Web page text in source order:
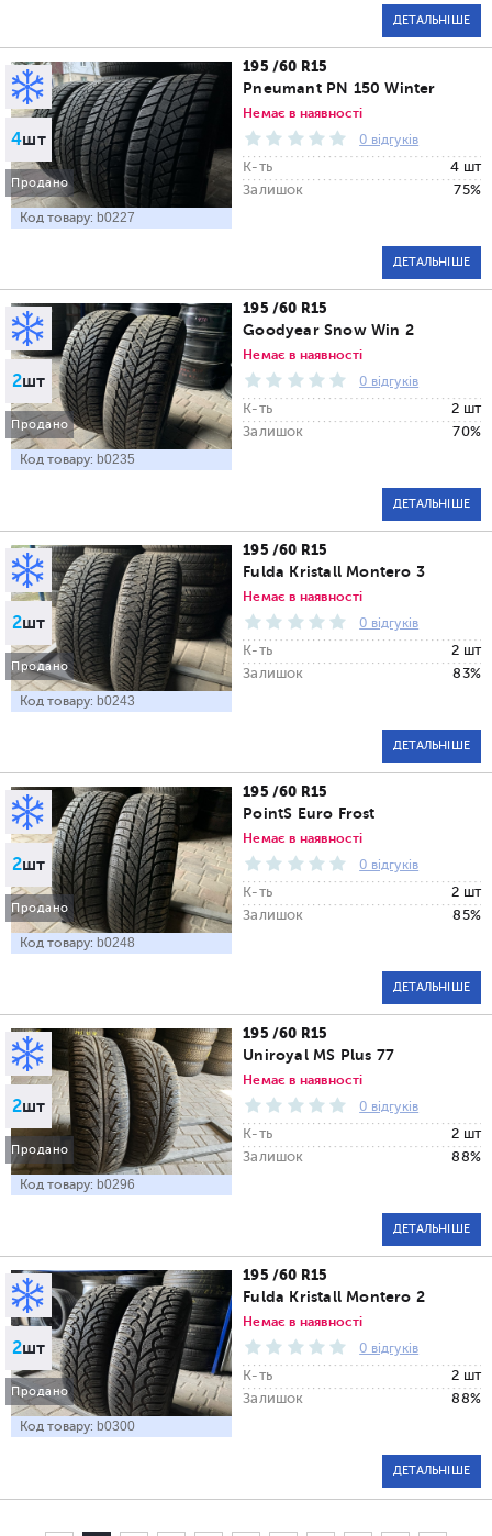
ДЕТАЛЬНІШЕ
4шт
Продано
Код товару: b0227
195 /60 R15
Pneumant PN 150 Winter
Немає в наявності
0 відгуків
К-ть
4 шт
Залишок
75%
ДЕТАЛЬНІШЕ
2шт
Продано
Код товару: b0235
195 /60 R15
Goodyear Snow Win 2
Немає в наявності
0 відгуків
К-ть
2 шт
Залишок
70%
ДЕТАЛЬНІШЕ
2шт
Продано
Код товару: b0243
195 /60 R15
Fulda Kristall Montero 3
Немає в наявності
0 відгуків
К-ть
2 шт
Залишок
83%
ДЕТАЛЬНІШЕ
2шт
Продано
Код товару: b0248
195 /60 R15
PointS Euro Frost
Немає в наявності
0 відгуків
К-ть
2 шт
Залишок
85%
ДЕТАЛЬНІШЕ
2шт
Продано
Код товару: b0296
195 /60 R15
Uniroyal MS Plus 77
Немає в наявності
0 відгуків
К-ть
2 шт
Залишок
88%
ДЕТАЛЬНІШЕ
2шт
Продано
Код товару: b0300
195 /60 R15
Fulda Kristall Montero 2
Немає в наявності
0 відгуків
К-ть
2 шт
Залишок
88%
ДЕТАЛЬНІШЕ